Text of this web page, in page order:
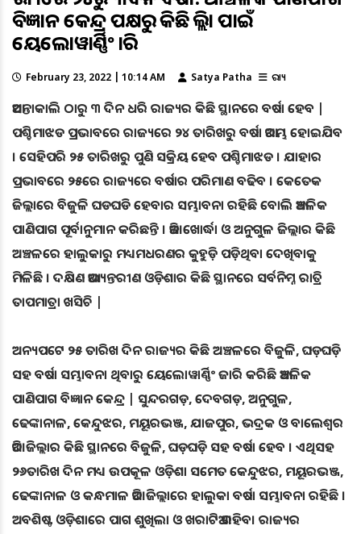
ବିଜ୍ଞାନ କେନ୍ଦ୍ର ପକ୍ଷରୁ କିଛି ଜିଲ୍ଲା ପାଇଁ
ୟେଲୋୱାର୍ଣ୍ଣିଂ ଜାରି
February 23, 2022 | 10:14 AM Satya Patha ରାଜ୍ୟ
ଆସନ୍ତାକାଲି ଠାରୁ ୩ ଦିନ ଧରି ରାଜ୍ୟର କିଛି ସ୍ଥାନରେ ବର୍ଷା ହେବ |
ପଶ୍ଚିମାଝଡ ପ୍ରଭାବରେ ରାଜ୍ୟରେ ୨୪ ତାରିଖରୁ ବର୍ଷା ଆରମ୍ଭ ହୋଇଯିବ
। ସେହିପରି ୨୫ ତାରିଖରୁ ପୁଣି ସକ୍ରିୟ ହେବ ପଶ୍ଚିମାଝଡ । ଯାହାର
ପ୍ରଭାବରେ ୨୫ରେ ରାଜ୍ୟରେ ବର୍ଷାର ପରିମାଣ ବଢିବ । କେତେକ
ଜିଲ୍ଲାରେ ବିଜୁଳି ଘଡଘଡି ହେବାର ସମ୍ଭାବନା ରହିଛି ବୋଲି ଆଞ୍ଚଳିକ
ପାଣିପାଗ ପୂର୍ବାନୁମାନ କରିଛନ୍ତି । ଆଜି ଖୋର୍ଦ୍ଧା ଓ ଅନୁଗୁଳ ଜିଲ୍ଲାର କିଛି
ଅଞ୍ଚଳରେ ହାଲୁକାରୁ ମଧ୍ୟମଧରଣର କୁହୁଡ଼ି ପଡ଼ିଥିବା ଦେଖିବାକୁ
ମିଳିଛି । ଦକ୍ଷିଣ ଆଭ୍ୟନ୍ତରୀଣ ଓଡ଼ିଶାର କିଛି ସ୍ଥାନରେ ସର୍ବନିମ୍ନ ରାତ୍ରି
ତାପମାତ୍ରା ଖସିଚି |
ଅନ୍ୟପଟେ ୨୫ ତାରିଖ ଦିନ ରାଜ୍ୟର କିଛି ଅଞ୍ଚଳରେ ବିଜୁଳି, ଘଡ଼ଘଡ଼ି
ସହ ବର୍ଷା ସମ୍ଭାବନା ଥିବାରୁ ୟେଲୋୱାର୍ଣ୍ଣିଂ ଜାରି କରିଛି ଆଞ୍ଚଳିକ
ପାଣିପାଗ ବିଜ୍ଞାନ କେନ୍ଦ୍ର | ସୁନ୍ଦରଗଡ଼, ଦେବଗଡ଼, ଅନୁଗୁଳ,
ଢେଙ୍କାନାଳ, କେନ୍ଦୁଝର, ମୟୂରଭଞ୍ଜ, ଯାଜପୁର, ଭଦ୍ରକ ଓ ବାଲେଶ୍ବର
ଆଦି ଜିଲ୍ଲାର କିଛି ସ୍ଥାନରେ ବିଜୁଳି, ଘଡ଼ଘଡ଼ି ସହ ବର୍ଷା ହେବ । ଏଥିସହ
୨୬ତାରିଖ ଦିନ ମଧ୍ୟ ଉପକୂଳ ଓଡ଼ିଶା ସମେତ କେନ୍ଦୁଝର, ମୟୂରଭଞ୍ଜ,
ଢେଙ୍କାନାଳ ଓ କନ୍ଧମାଳ ଆଦି ଜିଲ୍ଲାରେ ହାଲୁକା ବର୍ଷା ସମ୍ଭାବନା ରହିଛି ।
ଅବଶିଷ୍ଟ ଓଡ଼ିଶାରେ ପାଗ ଶୁଖିଲା ଓ ଖରାଟିଆ ରହିବ। ରାଜ୍ୟର